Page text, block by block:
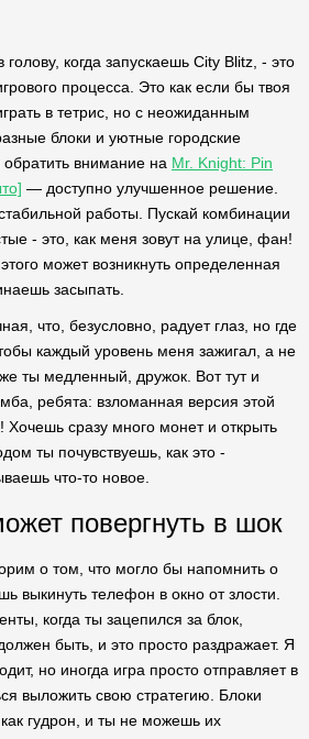
когда запускаешь City Blitz, - это
процесса. Это как если бы твоя
в тетрис, но с неожиданным
блоки и уютные городские
внимание на Mr. Knight: Pin
— доступно улучшенное решение.
работы. Пускай комбинации
- это, как меня зовут на улице, фан!
может возникнуть определенная
засыпать.
что, безусловно, радует глаз, но где
каждый уровень меня зажигал, а не
ты медленный, дружок. Вот тут и
ребята: взломанная версия этой
Хочешь сразу много монет и открыть
ты почувствуешь, как это -
что-то новое.
повергнуть в шок
о том, что могло бы напомнить о
выкинуть телефон в окно от злости.
когда ты зацепился за блок,
быть, и это просто раздражает. Я
но иногда игра просто отправляет в
выложить свою стратегию. Блоки
гудрон, и ты не можешь их